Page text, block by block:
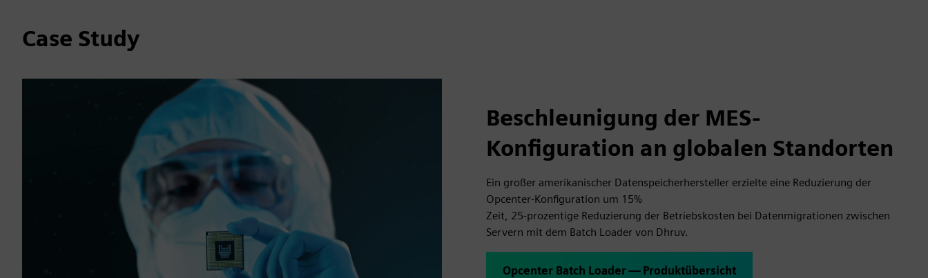
Case Study
Beschleunigung der MES-
Konfiguration an globalen Standorten
Ein großer amerikanischer Datenspeicherhersteller erzielte eine Reduzierung der
Opcenter-Konfiguration um 15%
Zeit, 25-prozentige Reduzierung der Betriebskosten bei Datenmigrationen zwischen
Servern mit dem Batch Loader von Dhruv.
Opcenter Batch Loader — Produktübersicht